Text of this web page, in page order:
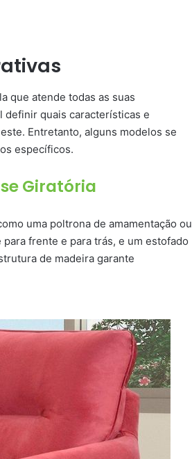
que atende todas as suas
definir quais características e
Entretanto, alguns modelos se
específicos.
Giratória
uma poltrona de amamentação ou
frente e para trás, e um estofado
de madeira garante